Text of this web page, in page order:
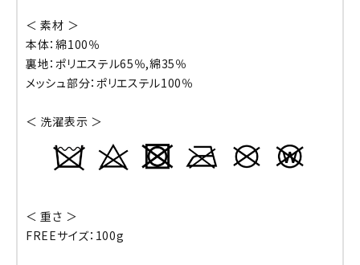
＜ 素材 ＞
本体：綿100％
裏地：ポリエステル65％,綿35％
メッシュ部分：ポリエステル100％
＜ 洗濯表示 ＞
＜ 重さ ＞
FREEサイズ：100g